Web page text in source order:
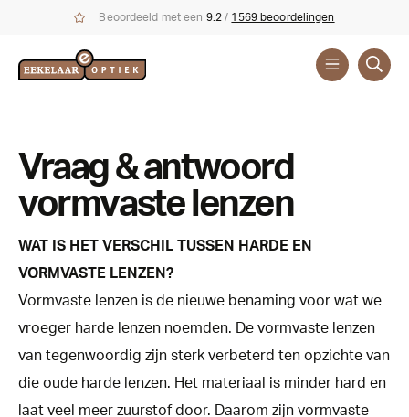
Beoordeeld met een 9.2 / 1569 beoordelingen
Vraag & antwoord
vormvaste lenzen
WAT IS HET VERSCHIL TUSSEN HARDE EN
VORMVASTE LENZEN?
Vormvaste lenzen is de nieuwe benaming voor wat we
vroeger harde lenzen noemden. De vormvaste lenzen
van tegenwoordig zijn sterk verbeterd ten opzichte van
die oude harde lenzen. Het materiaal is minder hard en
laat veel meer zuurstof door. Daarom zijn vormvaste